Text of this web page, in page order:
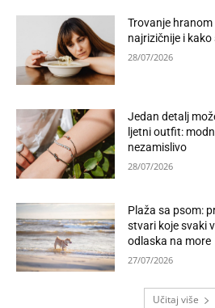
Trovanje
najrizičnije i
28/07/2026
Jedan detalj
ljetni outfit:
nezamislivo
28/07/2026
Plaža sa psom:
stvari koje svaki
odlaska na more
27/07/2026
Učitaj više